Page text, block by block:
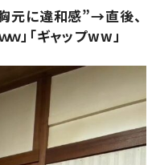
元に違和感”→直後、
」「ギャップww」